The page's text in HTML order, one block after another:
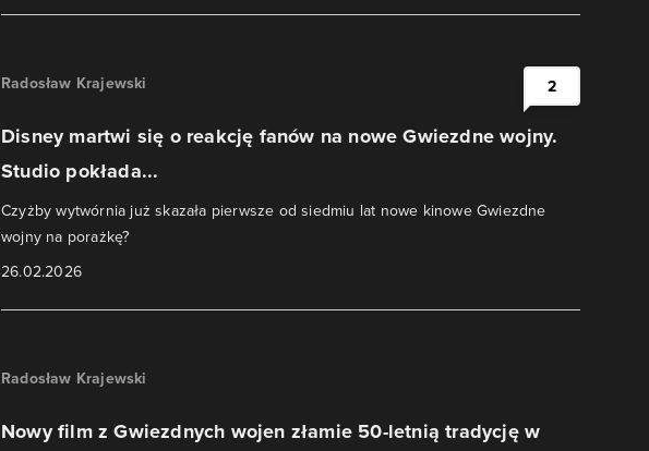
Radosław Krajewski
Disney martwi się o reakcję fanów na nowe Gwiezdne wojny.
Studio pokłada...
Czyżby wytwórnia już skazała pierwsze od siedmiu lat nowe kinowe Gwiezdne
wojny na porażkę?
26.02.2026
2
Radosław Krajewski
Nowy film z Gwiezdnych wojen złamie 50-letnią tradycję w